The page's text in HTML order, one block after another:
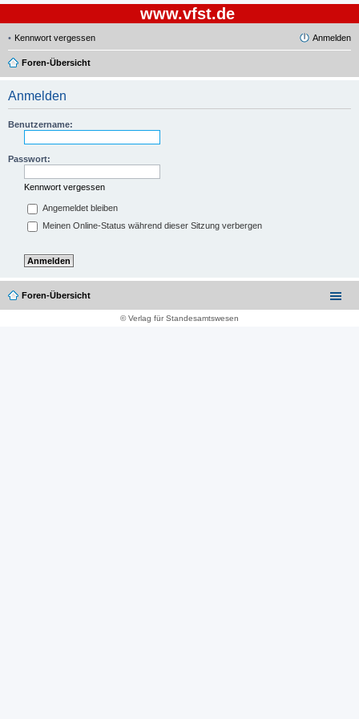
www.vfst.de
Kennwort vergessen Anmelden
Foren-Übersicht
Anmelden
Benutzername:
Passwort:
Kennwort vergessen
Angemeldet bleiben
Meinen Online-Status während dieser Sitzung verbergen
Foren-Übersicht
© Verlag für Standesamtswesen